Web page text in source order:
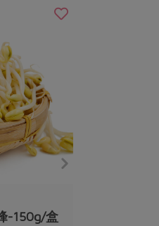
-150g/盒